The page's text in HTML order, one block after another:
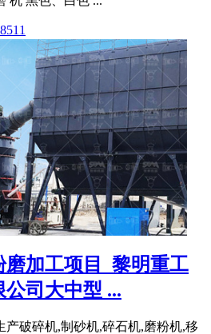
加工项目_黎明重工
司大中型 ...
产破碎机,制砂机,碎石机,磨粉机,移